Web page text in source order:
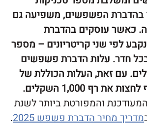
הפשפשים, משפיעה גם
עוסקים בהדברת
קריטריונים – מספר
עלות הדברת פשפשים
עם זאת, העלות הכוללת של
השקלים.
והמפורטת ביותר לשנת
הדברת פשפש 2025
.